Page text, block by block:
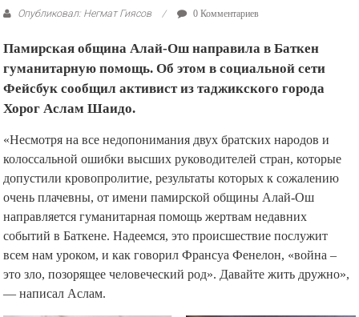
Опубликовал: Негмат Гиясов 0 Комментариев
Памирская община Алай-Ош направила в Баткен
гуманитарную помощь. Об этом в социальной сети
Фейсбук сообщил активист из таджикского города
Хорог Аслам Шаидо.
«Несмотря на все недопонимания двух братских народов и
колоссальной ошибки высших руководителей стран, которые
допустили кровопролитие, результаты которых к сожалению
очень плачевны, от имени памирской общины Алай-Ош
направляется гуманитарная помощь жертвам недавних
событий в Баткене. Надеемся, это происшествие послужит
всем нам уроком, и как говорил Франсуа Фенелон, «война –
это зло, позорящее человеческий род». Давайте жить дружно»,
— написал Аслам.